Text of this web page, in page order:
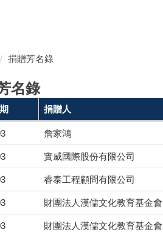
捐贈芳名錄
名錄
捐贈人
詹家鴻
實威國際股份有限公司
睿泰工程顧問有限公司
財團法人漢儒文化教育基金會
財團法人漢儒文化教育基金會